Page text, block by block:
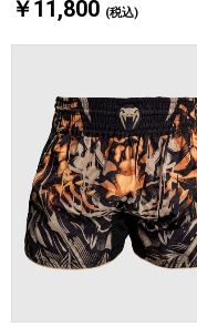
￥11,800 (税込)